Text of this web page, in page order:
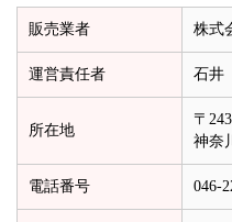
販売業者 株式
運営責任者 石
所在地
〒
神奈
電話番号 046-